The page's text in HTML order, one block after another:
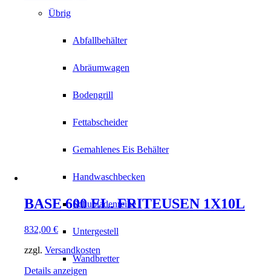
Übrig
Abfallbehälter
Abräumwagen
Bodengrill
Fettabscheider
Gemahlenes Eis Behälter
Handwaschbecken
Schubladenreihe
Untergestell
Wandbretter
BASE 600 EL. FRITEUSEN 1X10L
832,00 €
zzgl. Versandkosten
Details anzeigen